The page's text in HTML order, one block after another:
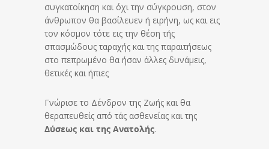
συγκατοίκηση και όχι την σύγκρουση, στον
άνθρωπον θα βασίλευεν ή ειρήνη, ως και εις
τον κόσμον τότε εις την θέση τής
σπασμώδους ταραχής και της παραιτήσεως
στο πεπρωμένο θα ήσαν άλλες δυνάμεις,
θετικές και ήπιες
Γνώρισε το Δένδρον της Ζωής και θα
θεραπευθείς από τάς ασθενείας και της
Δύσεως και της Ανατολής.